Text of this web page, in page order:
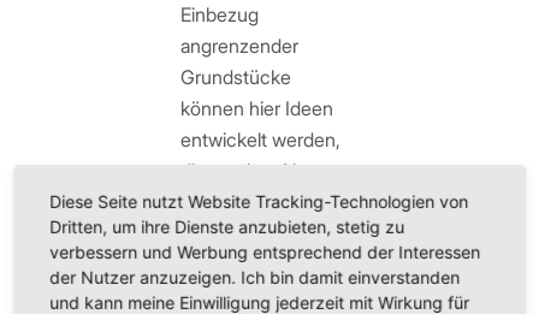
Einbezug
angrenzender
Grundstücke
können hier Ideen
entwickelt werden,
die zu einer Nutzung
der Leerstände
führen und somit zu
einer Belebung der
Innenstadt.
Diese Seite nutzt Website Tracking-Technologien von
Dritten, um ihre Dienste anzubieten, stetig zu
verbessern und Werbung entsprechend der Interessen
der Nutzer anzuzeigen. Ich bin damit einverstanden
und kann meine Einwilligung jederzeit mit Wirkung für